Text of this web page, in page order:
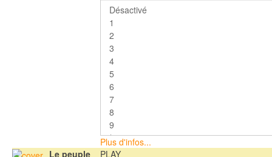
Plus d'infos...
Le peuple
PLAY